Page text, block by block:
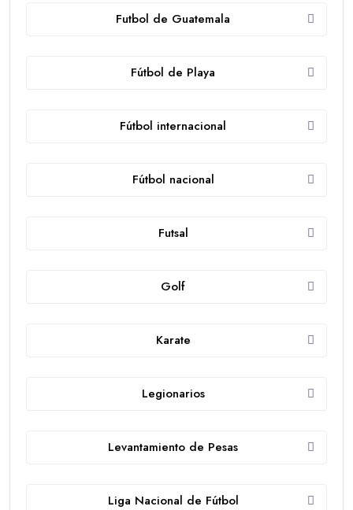
Futbol de Guatemala
Fútbol de Playa
Fútbol internacional
Fútbol nacional
Futsal
Golf
Karate
Legionarios
Levantamiento de Pesas
Liga Nacional de Fútbol